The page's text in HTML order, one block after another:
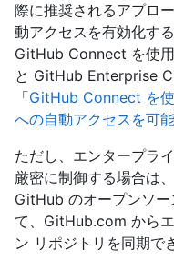
際に推奨されるアプロ
動アクセスを有効化す
GitHub Connect を使
と GitHub Enterprise
「GitHub Connect を
への自動アクセスを可
ただし、エンタープラ
厳密に制御する場合は
GitHub のオープンソー
て、GitHub.com から
ン リポジトリを同期で